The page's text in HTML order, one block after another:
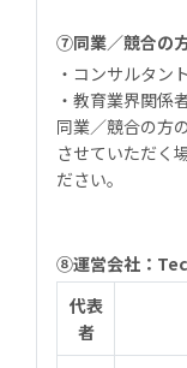
⑦同業／競合の
・コンサルタン
・教育業界関係
同業／競合の方
させていただく
ださい。
⑧運営会社：
代表
者